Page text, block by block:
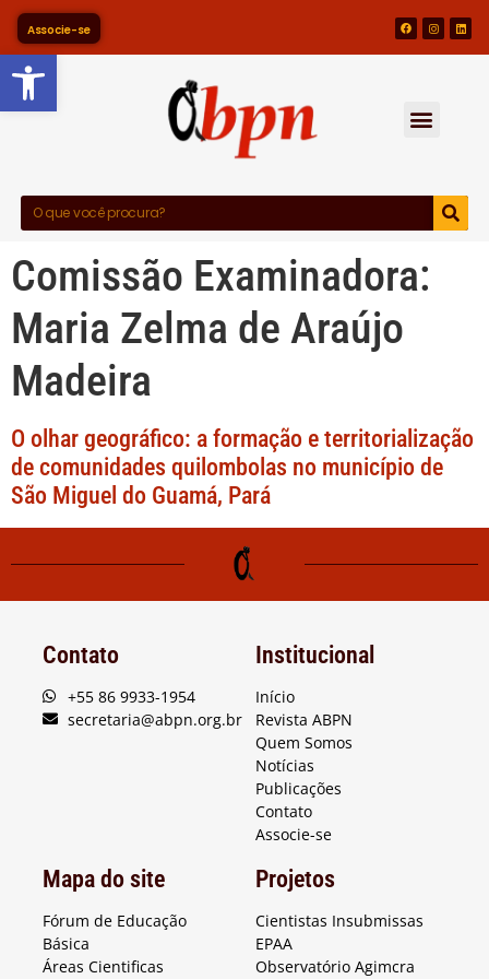
Barra de Ferramentas
Associe-se
Comissão Examinadora:
Maria Zelma de Araújo
Madeira
O olhar geográfico: a formação e territorialização
de comunidades quilombolas no município de
São Miguel do Guamá, Pará
Contato
+55 86 9933-1954
secretaria@abpn.org.br
Institucional
Início
Revista ABPN
Quem Somos
Notícias
Publicações
Contato
Associe-se
Mapa do site
Fórum de Educação
Básica
Áreas Cientificas
Projetos
Cientistas Insubmissas
EPAA
Observatório Agimcra